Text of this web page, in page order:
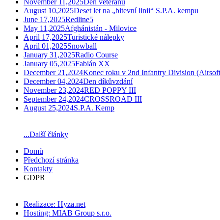
August 10,2025Deset let na „bitevní linii“ S.P.A. kempu
June 17,2025Redline5
May 11,2025Afghánistán - Milovice
April 17,2025Turistické nálepky
April 01,2025Snowball
January 31,2025Radio Course
January 05,2025Fabián XX
December 21,2024Konec roku v 2nd Infantry Division
December 04,2024Den díkůvzdání
November 23,2024RED POPPY III
September 24,2024CROSSROAD III
August 25,2024S.P.A. Kemp
...Další články
Domů
Předchozí stránka
Kontakty
GDPR
Realizace: Hyza.net
Hosting: MIAB Group s.r.o.